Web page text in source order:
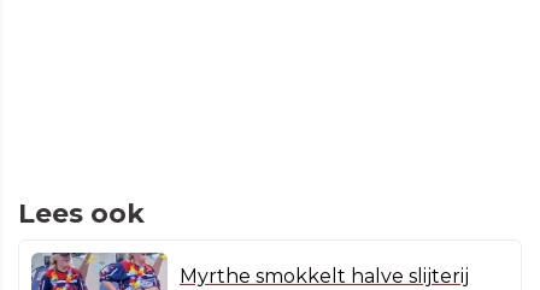
Lees ook
Myrthe smokkelt halve slijterij